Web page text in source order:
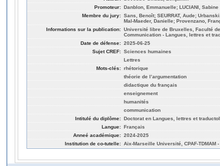
Promoteur: Danblon, Emmanuelle; LUCIANI, Sabine
Membre du jury: Sans, Benoît; SEURRAT, Aude;
Mal-Maeder, Danielle; Provenzano,
Informations sur la publication: Université libre de Bruxelles, Faculté
Communication - Langues, lettres et
Date de défense: 2025-06-25
Sujet CREF: Sciences humaines
Lettres
Mots-clés: rhétorique
théorie de l’argumentation
didactique du français
enseignement
humanités
communication
Intitulé du diplôme: Doctorat en Langues, lettres et
Langue: Français
Anneé académique: 2024-2025
Institution de co-tutelle: Aix-Marseille Université, CPAF-TDMAM